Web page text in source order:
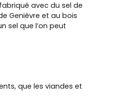
avec du sel de
Genièvre et au bois
sel que l’on peut
que les viandes et